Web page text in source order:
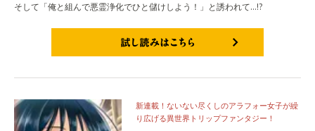
そして「俺と組んで悪霊浄化でひと儲けしよう！」と誘われて…!?
新連載！ないない尽くしのアラフォー女子が繰
り広げる異世界トリップファンタジー！